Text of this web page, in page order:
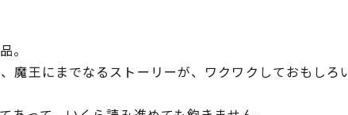
。
魔王にまでなるストーリーが、ワクワクしておもしろ